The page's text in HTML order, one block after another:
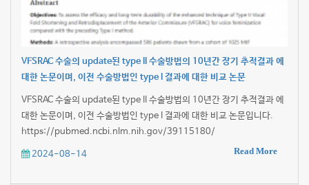
VFSRAC 수술의 update된 type II 수술방법의 10년간 장기 추적결과 에
대한 논문이며, 이전 수술방법인 type I 결과에 대한 비교 논문
VFSRAC 수술의 update된 type II 수술방법의 10년간 장기 추적결과 에
대한 논문이며, 이전 수술방법인 type I 결과에 대한 비교 논문입니다.
https://pubmed.ncbi.nlm.nih.gov/39115180/
2024-08-14 Read More